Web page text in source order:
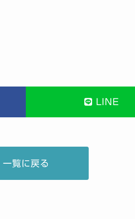
LINE
一覧に戻る